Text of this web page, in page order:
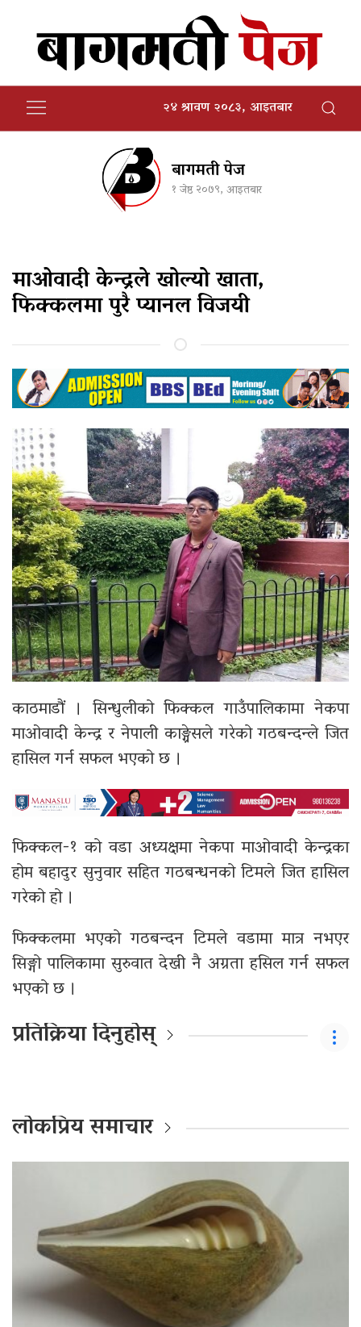
२४ श्रावण २०८३, आइतबार
बागमती पेज
१ जेष्ठ २०७९, आइतबार
माओवादी केन्द्रले खोल्यो खाता,
फिक्कलमा पुरै प्यानल विजयी
काठमाडौं । सिन्धुलीको फिक्कल गाउँपालिकामा नेकपा
माओवादी केन्द्र र नेपाली काङ्ग्रेसले गरेको गठबन्दन्ले जित
हासिल गर्न सफल भएको छ ।
फिक्कल-१ को वडा अध्यक्षमा नेकपा माओवादी केन्द्रका
होम बहादुर सुनुवार सहित गठबन्धनको टिमले जित हासिल
गरेको हो ।
फिक्कलमा भएको गठबन्दन टिमले वडामा मात्र नभएर
सिङ्गो पालिकामा सुरुवात देखी नै अग्रता हसिल गर्न सफल
भएको छ ।
प्रतिक्रिया दिनुहोस्
लोकप्रिय समाचार